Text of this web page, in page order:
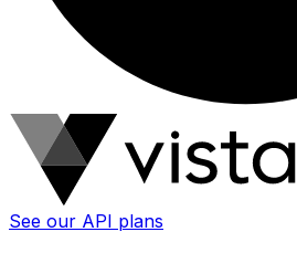
See our API plans